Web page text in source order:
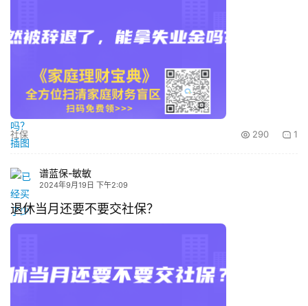
社保 290 1
谱蓝保-敏敏
2024年9月19日 下午2:09
退休当月还要不要交社保？